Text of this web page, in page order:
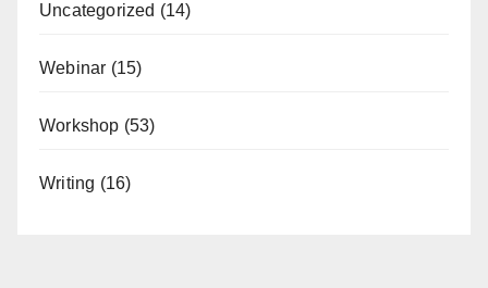
Uncategorized (14)
Webinar (15)
Workshop (53)
Writing (16)